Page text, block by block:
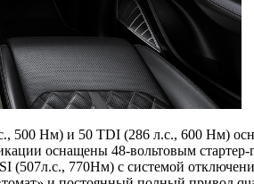
Нм) и 50 TDI (286 л.с., 600 Нм)
оснащены 48-вольтовым
(507л.с., 770Нм) с системой